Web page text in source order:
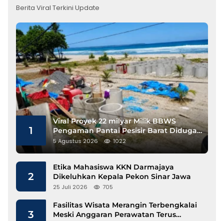
Berita Viral Terkini Update
1
Viral Proyek 22 milyar Milik BBWS
Pengaman Pantai Pesisir Barat Diduga
Gunakan Besi Banci
5 Agustus 2026 1022
2
Etika Mahasiswa KKN Darmajaya
Dikeluhkan Kepala Pekon Sinar Jawa
25 Juli 2026 705
3
Fasilitas Wisata Merangin Terbengkalai
Meski Anggaran Perawatan Terus